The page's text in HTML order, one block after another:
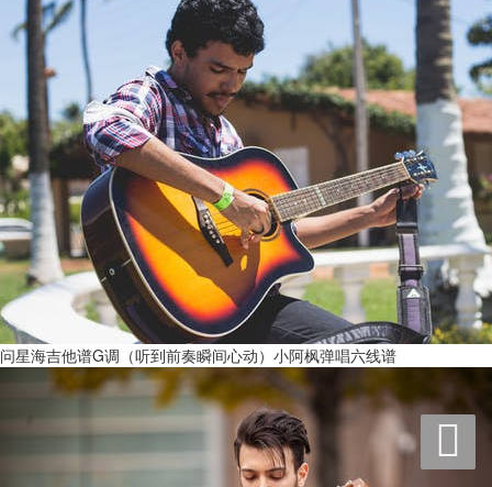
问星海吉他谱G调（听到前奏瞬间心动）小阿枫弹唱六线谱
